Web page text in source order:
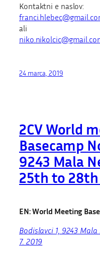
Kontaktni e naslov:
ali
24 marca, 2019
2CV World
Basecamp
9243 Mala
25th to
EN: World Meeting
Bodislavci 1, 9243
7. 2019